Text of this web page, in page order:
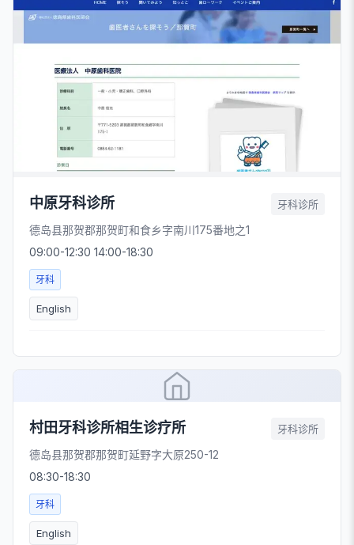
中原牙科诊所 牙科诊所
德岛县那贺郡那贺町和食乡字南川175番地之1
09:00-12:30 14:00-18:30
牙科
English
村田牙科诊所相生诊疗所 牙科诊所
德岛县那贺郡那贺町延野字大原250-12
08:30-18:30
牙科
English